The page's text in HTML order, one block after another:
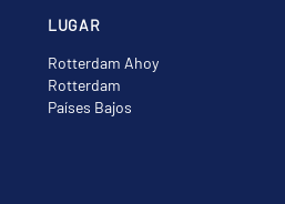
LUGAR
Rotterdam Ahoy
Rotterdam
Países Bajos